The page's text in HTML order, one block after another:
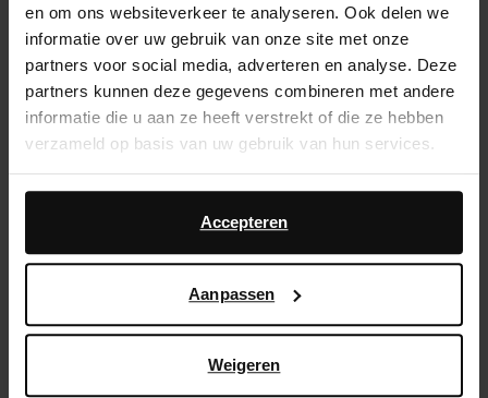
en om ons websiteverkeer te analyseren. Ook delen we
informatie over uw gebruik van onze site met onze
partners voor social media, adverteren en analyse. Deze
partners kunnen deze gegevens combineren met andere
informatie die u aan ze heeft verstrekt of die ze hebben
verzameld op basis van uw gebruik van hun services.
Daarnaast werken wij samen met Google voor
advertentie- en meetdoeleinden. Meer informatie over
hoe Google uw persoonsgegevens gebruikt, vindt u op
Accepteren
Aanpassen
Weigeren
Blitsbee nail designs? Als beginner kan jij op een
laagdrempelige en gemakkelijke manier je eigen
nagels omtoveren met holographic-, geometrische-,
dierlijke- of andere kleurrijke designs. Benieuwd naar
de collectie Blitsbee Nail Art? Shop een van de
nagelsticker design gemakkelijk online of breng een
bezoekje aan een van onze Sacha stores.
Welcome to the future of manicure! - Blitsbee